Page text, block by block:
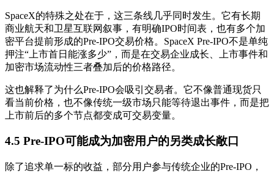
SpaceX的特殊之处在于，这三条线几乎同时发生。它有长期
商业航天和卫星互联网叙事，有明确IPO时间表，也有多个加
密平台提前形成的Pre-IPO交易价格。SpaceX Pre-IPO不是单纯
押注“上市首日能涨多少”，而是在交易企业成长、上市事件和
加密市场流动性三者叠加后的价格路径。
这也解释了为什么Pre-IPO会吸引交易者。它不像普通现货只
看当前价格，也不像传统一级市场只能等待退出事件，而是把
上市前后的多个节点都变成可交易变量。
4.5 Pre-IPO可能成为加密用户的另类成长敞口
除了追求单一标的收益，部分用户参与传统企业的Pre-IPO，